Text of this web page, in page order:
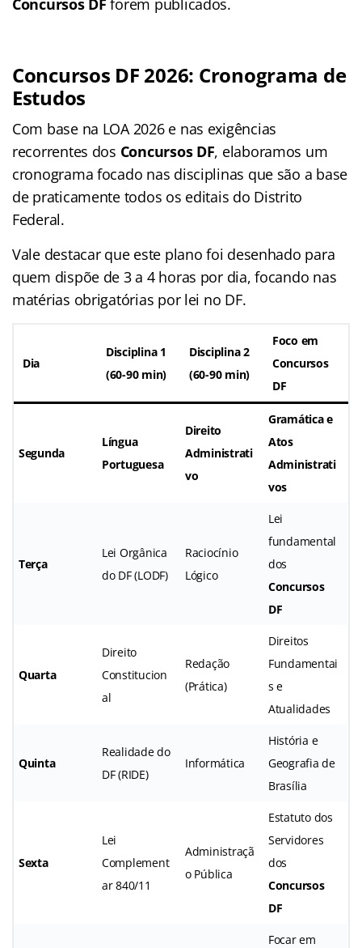
Concursos DF 2026: Cronograma de
Estudos
Com base na LOA 2026 e nas exigências
recorrentes dos Concursos DF, elaboramos um
cronograma focado nas disciplinas que são a base
de praticamente todos os editais do Distrito
Federal.
Vale destacar que este plano foi desenhado para
quem dispõe de 3 a 4 horas por dia, focando nas
matérias obrigatórias por lei no DF.
Dia
Disciplina 1
(60-90 min)
Disciplina 2
(60-90 min)
Foco em
Concursos
DF
Segunda
Língua
Portuguesa
Direito
Administrati
vo
Gramática e
Atos
Administrati
vos
Terça
Lei Orgânica
do DF (LODF)
Raciocínio
Lógico
Lei
fundamental
dos
Concursos
DF
Quarta
Direito
Constitucion
al
Redação
(Prática)
Direitos
Fundamentai
s e
Atualidades
Quinta
Realidade do
DF (RIDE)
Informática
História e
Geografia de
Brasília
Sexta
Lei
Complement
ar 840/11
Administraçã
o Pública
Estatuto dos
Servidores
dos
Concursos
DF
Focar em